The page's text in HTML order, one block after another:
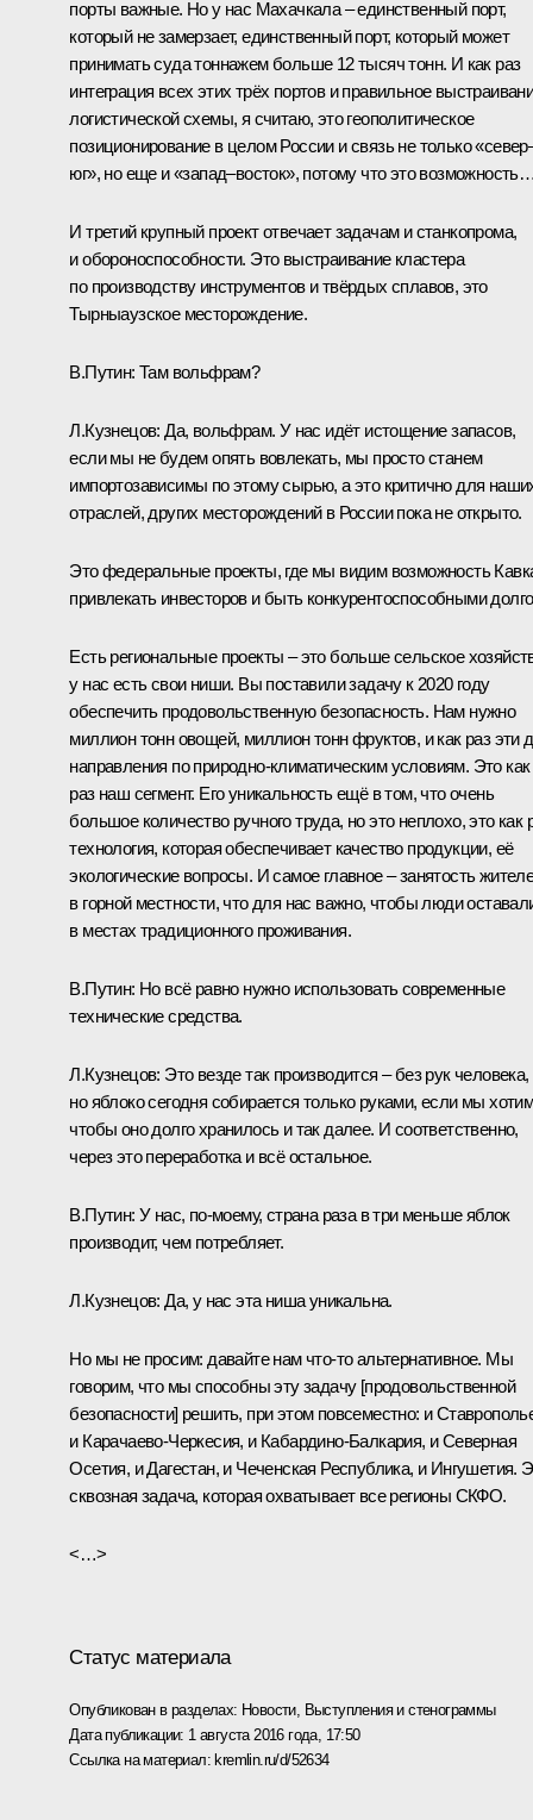
порты важные. Но у нас Махачкала – единственный порт,
который не замерзает, единственный порт, который может
принимать суда тоннажем больше 12 тысяч тонн. И как раз
интеграция всех этих трёх портов и правильное
логистической схемы, я считаю, это геополитическое
позиционирование в целом России и связь не только
юг», но еще и «запад–восток», потому что это
И третий крупный проект отвечает задачам и станкопрома,
и обороноспособности. Это выстраивание кластера
по производству инструментов и твёрдых сплавов, это
Тырныаузское месторождение.
В.Путин: Там вольфрам?
Л.Кузнецов:Да, вольфрам. У нас идёт истощение запасов,
если мы не будем опять вовлекать, мы просто станем
импортозависимы по этому сырью, а это критично для
отраслей, других месторождений в России пока не открыто.
Это федеральные проекты, где мы видим возможность
привлекать инвесторов и быть конкурентоспособными
Есть региональные проекты – это больше сельское
у нас есть свои ниши. Вы поставили задачу к 2020 году
обеспечить продовольственную безопасность. Нам нужно
миллион тонн овощей, миллион тонн фруктов, и как раз эти
направления по природно-климатическим условиям. Это как
раз наш сегмент. Его уникальность ещё в том, что очень
большое количество ручного труда, но это неплохо, это как
технология, которая обеспечивает качество продукции, её
экологические вопросы. И самое главное – занятость
в горной местности, что для нас важно, чтобы люди
в местах традиционного проживания.
В.Путин: Но всё равно нужно использовать современные
технические средства.
Л.Кузнецов: Это везде так производится – без рук человека,
но яблоко сегодня собирается только руками, если мы
чтобы оно долго хранилось и так далее. И соответственно,
через это переработка и всё остальное.
В.Путин: У нас, по‑моему, страна раза в три меньше яблок
производит, чем потребляет.
Л.Кузнецов:Да, у нас эта ниша уникальна.
Но мы не просим: давайте нам что‑то альтернативное. Мы
говорим, что мы способны эту задачу [продовольственной
безопасности] решить, при этом повсеместно: и
и Карачаево-Черкесия, и Кабардино-Балкария, и Северная
Осетия, и Дагестан, и Чеченская Республика, и Ингушетия.
сквозная задача, которая охватывает все регионы СКФО.
<…>
Статус материала
Опубликован в разделах: Новости, Выступления и стенограммы
Дата публикации: 1 августа 2016 года, 17:50
Ссылка на материал: kremlin.ru/d/52634